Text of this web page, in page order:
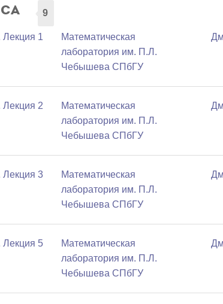
9
1
Математичеcкая
лаборатория им. П.Л.
Чебышева СПбГУ
2
Математичеcкая
лаборатория им. П.Л.
Чебышева СПбГУ
3
Математичеcкая
лаборатория им. П.Л.
Чебышева СПбГУ
5
Математичеcкая
лаборатория им. П.Л.
Чебышева СПбГУ